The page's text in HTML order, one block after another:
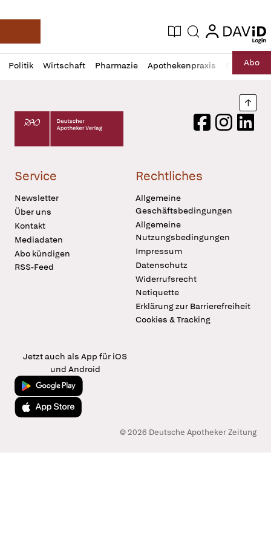
Deutsche Apotheker Zeitung
Aktuelle Ausgabe
Suche login
login
Politik Wirtschaft Pharmazie Apothekenpraxis RechtAbo
Profil
öffnen
Daz
Pur
Deutscher Apotheker Verlag Logo
FacebookInstagram
Service
Newsletter
Über uns
Kontakt
Mediadaten
Abo kündigen
RSS-Feed
Rechtliches
Allgemeine
Geschäftsbedingungen
Allgemeine
Nutzungsbedingungen
Impressum
Datenschutz
Widerrufsrecht
Netiquette
Erklärung zur Barrierefreiheit
Cookies & Tracking
Jetzt auch als App für iOS
und Android
Jetzt bei Google Play
Laden im App Store
© 2026 Deutsche Apotheker Zeitung